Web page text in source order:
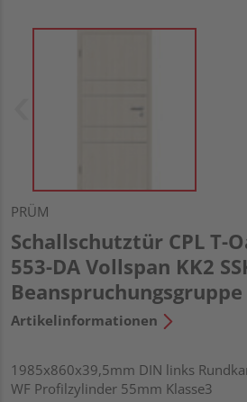
PRÜM
Schallschutztür CPL T-
553-DA Vollspan KK2
Beanspruchungsgruppe
Artikelinformationen
1985x860x39,5mm DIN links
WF Profilzylinder 55mm Klasse3